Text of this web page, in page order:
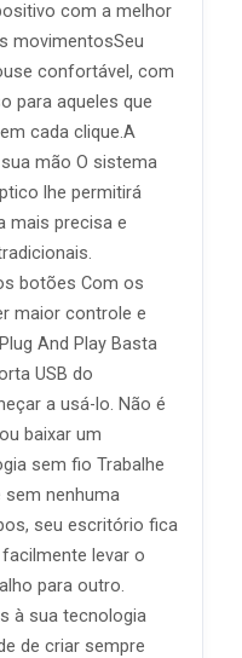
com a melhor
movimentosSeu
confortável, com
para aqueles que
cada clique.A
mão O sistema
lhe permitirá
mais precisa e
botões Com os
maior controle e
And Play Basta
USB do
a usá-lo. Não é
baixar um
sem fio Trabalhe
nenhuma
seu escritório fica
levar o
para outro.
à sua tecnologia
de criar sempre